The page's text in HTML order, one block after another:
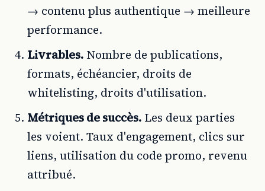
→ contenu plus authentique → meilleure
performance.
Livrables. Nombre de publications,
formats, échéancier, droits de
whitelisting, droits d'utilisation.
Métriques de succès. Les deux parties
les voient. Taux d'engagement, clics sur
liens, utilisation du code promo, revenu
attribué.